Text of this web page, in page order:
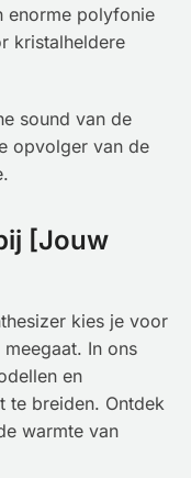
enorme polyfonie
kristalheldere
sound van de
opvolger van de
[Jouw
kies je voor
In ons
en
te breiden. Ontdek
warmte van